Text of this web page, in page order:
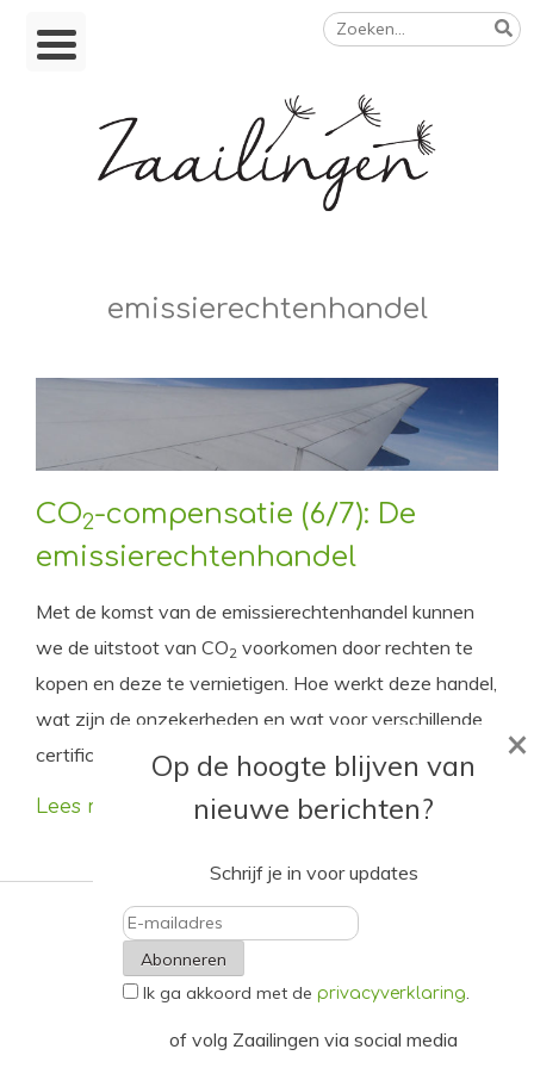
Skip
Zoeken
naar:
emissierechtenhandel
CO2-compensatie (6/7): De
emissierechtenhandel
Met de komst van de emissierechtenhandel kunnen
we de uitstoot van CO2 voorkomen door rechten te
kopen en deze te vernietigen. Hoe werkt deze handel,
wat zijn de onzekerheden en wat voor verschillende
certificaten zijn er in de omloop?
Lees meer
Op de hoogte blijven van
nieuwe berichten?
Schrijf je in voor updates
E-
mailadres
Ik ga akkoord met de privacyverklaring.
of volg Zaailingen via social media
×